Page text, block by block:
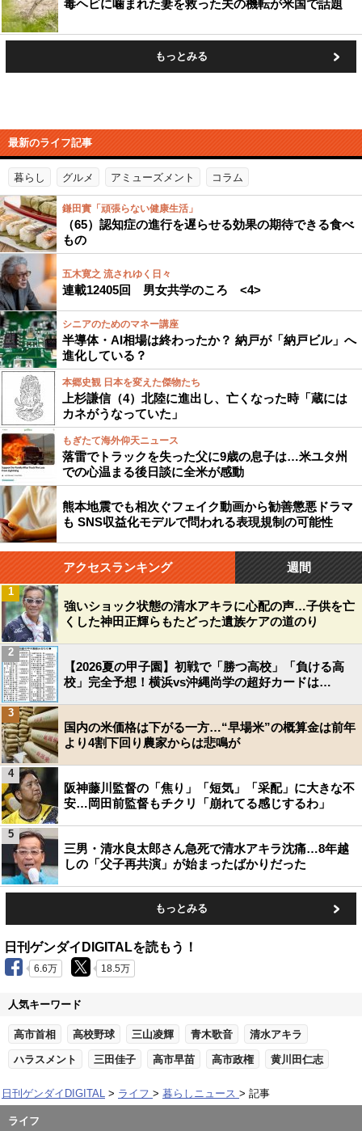
毒ヘビに噛まれた妻を救った夫の機転が米国で話題
もっとみる
最新のライフ記事
暮らし グルメ アミューズメント コラム
鎌田實「頑張らない健康生活」
（65）認知症の進行を遅らせる効果の期待できる食べ
もの
五木寛之 流されゆく日々
連載12405回 男女共学のころ <4>
シニアのためのマネー講座
半導体・AI相場は終わったか？ 納戸が「納戸ビル」へ
進化している？
本郷史観 日本を変えた傑物たち
上杉謙信（4）北陸に進出し、亡くなった時「蔵には
カネがうなっていた」
もぎたて海外仰天ニュース
落雷でトラックを失った父に9歳の息子は…米ユタ州
での心温まる後日談に全米が感動
熊本地震でも相次ぐフェイク動画から勧善懲悪ドラマ
も SNS収益化モデルで問われる表現規制の可能性
アクセスランキング 週間
強いショック状態の清水アキラに心配の声…子供を亡
くした神田正輝らもたどった遺族ケアの道のり
1
【2026夏の甲子園】初戦で「勝つ高校」「負ける高
校」完全予想！横浜vs沖縄尚学の超好カードは…
2
国内の米価格は下がる一方…“早場米”の概算金は前年
より4割下回り農家からは悲鳴が
3
阪神藤川監督の「焦り」「短気」「采配」に大きな不
安…岡田前監督もチクリ「崩れてる感じするわ」
4
三男・清水良太郎さん急死で清水アキラ沈痛…8年越
しの「父子再共演」が始まったばかりだった
5
もっとみる
日刊ゲンダイDIGITALを読もう！
6.6万 18.5万
人気キーワード
高市首相 高校野球 三山凌輝 青木歌音 清水アキラ
ハラスメント 三田佳子 高市早苗 高市政権 黄川田仁志
日刊ゲンダイDIGITAL ライフ 暮らしニュース 記事
ライフ